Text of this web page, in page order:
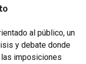
al público, un
y debate donde
imposiciones